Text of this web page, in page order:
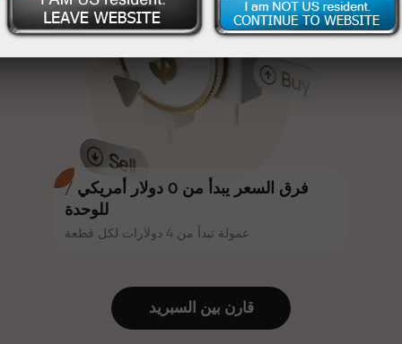
فرق السعر يبدأ من 0 دولار أمريكي /
للوحدة
عمولة تبدأ من 4 دولارات لكل قطعة
عروض ترويجية وعروض خاصة أخرى.
تتشارك سرعة المسار وسرعة التداول
نفس القيم. يُضفي أليش لوبرايس
عناصر الحماس والانضباط على عالم
التداول، ويعمل كشريك يُلهم العملاء
لتحقيق أهداف طموحة.
إنستا فوركس على هاتف آيفون أو ماك
بوك أو رحلة أحلامه بمجرد إيداعه مبلغًا
من المال.
تداول بدون مخاطرة -
نحن نضمن أرباحك
مكافأة تصل إلى 1000 ضعف - أكبر
قارن بين السبرید